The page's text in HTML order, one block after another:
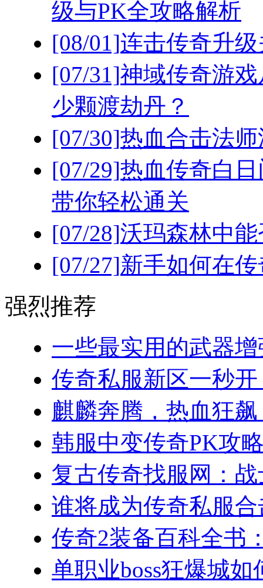
级与PK全攻略解析
[08/01]连击传奇升
[07/31]神域传奇游
少颗渡劫丹？
[07/30]热血合击法
[07/29]热血传奇白
带你轻松通关
[07/28]沃玛森林中
[07/27]新手如何在
强烈推荐
一些最实用的武器
传奇私服新区一秒开
麒麟奔腾，热血狂
韩服中变传奇PK攻
复古传奇找服网：
谁将成为传奇私服
传奇2装备百科全书
单职业boss狂爆城